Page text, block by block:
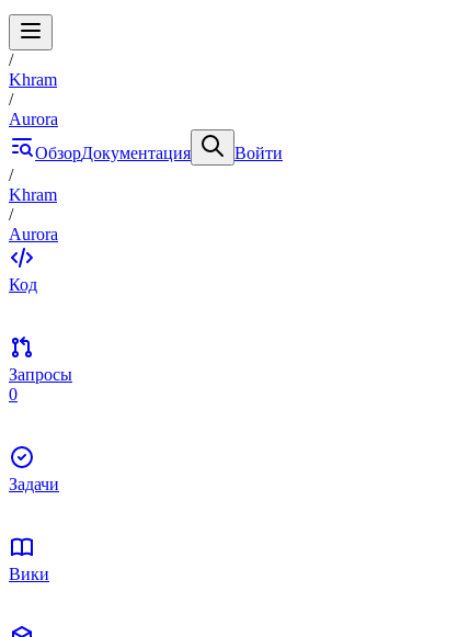
/
Khram
/
Aurora
ОбзорДокументация
Войти
/
Khram
/
Aurora
Код
Запросы
0
Задачи
Вики